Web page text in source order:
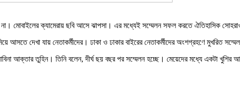
ক্যামেরায় ছবি আসে ঝাপসা। এর মধ্যেই সম্মেলন সফল করতে ঐতিহাসিক
আসতে দেখা যায় নেতাকর্মীদের। ঢাকা ও ঢাকার বাইরের নেতাকর্মীদের অংশগ্রহণে মুখরিত
আক্তার তুহিন। তিনি বলেন, দীর্ঘ ছয় বছর পর সম্মেলন হচ্ছে। মেয়েদের মধ্যে একটা